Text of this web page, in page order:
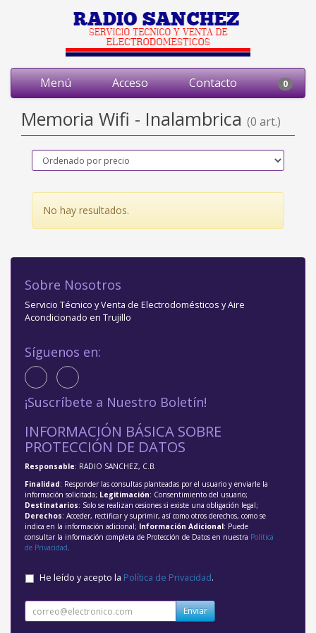
Menú Acceso Contacto 0
Memoria Wifi - Inalambrica (0 art.)
No hay resultados.
Sobre Nosotros
Servicio Técnico y Venta de Electrodomésticos y Aire
Acondicionado en Trujillo
Síguenos en:
¡Suscríbete a Nuestro Boletín!
INFORMACIÓN BÁSICA SOBRE
PROTECCIÓN DE DATOS
Responsable: RADIO SANCHEZ, C.B.
Finalidad: Responder las consultas planteadas por el usuario y enviarle la
información solicitada; Legitimación: Consentimiento del usuario;
Destinatarios: Solo se realizan cesiones si existe una obligación legal;
Derechos: Acceder, rectificar y suprimir, así como otros derechos, como se
indica en la información adicional; Información Adicional: Puede
consultar la información completa de Protección de Datos en nuestra Política
de Privacidad.
He leído y acepto la Política de Privacidad.
Enviar